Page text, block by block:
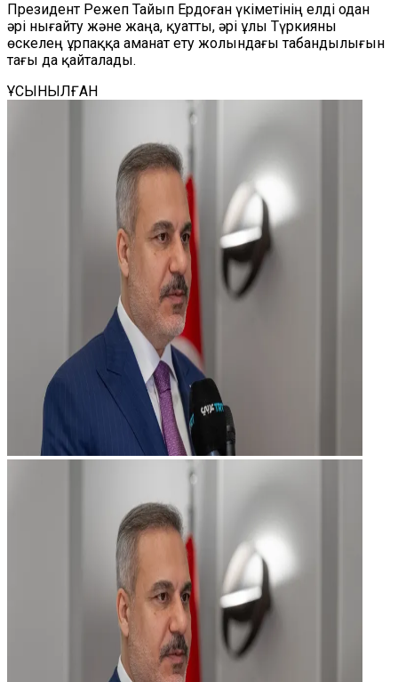
Президент Режеп Тайып Ердоған үкіметінің елді одан
әрі нығайту және жаңа, қуатты, әрі ұлы Түркияны
өскелең ұрпаққа аманат ету жолындағы табандылығын
тағы да қайталады.
ҰСЫНЫЛҒАН